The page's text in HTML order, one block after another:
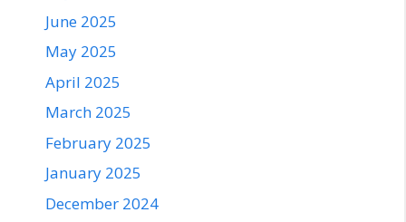
June 2025
May 2025
April 2025
March 2025
February 2025
January 2025
December 2024